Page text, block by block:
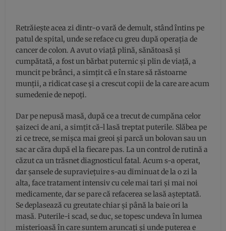
Retrăiește acea zi dintr-o vară de demult, stând întins pe
patul de spital, unde se reface cu greu după operația de
cancer de colon. A avut o viață plină, sănătoasă și
cumpătată, a fost un bărbat puternic și plin de viață, a
muncit pe brânci, a simțit că e în stare să răstoarne
munții, a ridicat case și a crescut copii de la care are acum
sumedenie de nepoți.
Dar pe nepusă masă, după ce a trecut de cumpăna celor
șaizeci de ani, a simțit că-l lasă treptat puterile. Slăbea pe
zi ce trece, se mișca mai greoi și parcă un bolovan sau un
sac ar căra după el la fiecare pas. La un control de rutină a
căzut ca un trăsnet diagnosticul fatal. Acum s-a operat,
dar șansele de supraviețuire s-au diminuat de la o zi la
alta, face tratament intensiv cu cele mai tari și mai noi
medicamente, dar se pare că refacerea se lasă așteptată.
Se deplasează cu greutate chiar și până la baie ori la
masă. Puterile-i scad, se duc, se topesc undeva în lumea
misterioasă în care suntem aruncați și unde puterea e